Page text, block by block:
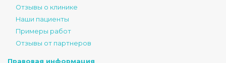
Отзывы о клинике
Наши пациенты
Примеры работ
Отзывы от партнеров
Правовая информация